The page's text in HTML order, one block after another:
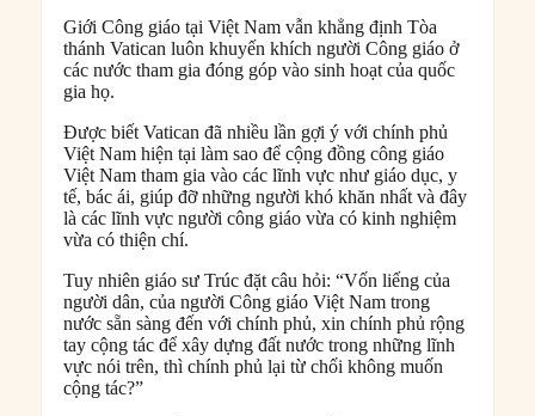
Giới Công giáo tại Việt Nam vẫn khẳng định Tòa
thánh Vatican luôn khuyến khích người Công giáo ở
các nước tham gia đóng góp vào sinh hoạt của quốc
gia họ.
Được biết Vatican đã nhiều lần gợi ý với chính phủ
Việt Nam hiện tại làm sao để cộng đồng công giáo
Việt Nam tham gia vào các lĩnh vực như giáo dục, y
tế, bác ái, giúp đỡ những người khó khăn nhất và đây
là các lĩnh vực người công giáo vừa có kinh nghiệm
vừa có thiện chí.
Tuy nhiên giáo sư Trúc đặt câu hỏi: “Vốn liếng của
người dân, của người Công giáo Việt Nam trong
nước sẵn sàng đến với chính phủ, xin chính phủ rộng
tay cộng tác để xây dựng đất nước trong những lĩnh
vực nói trên, thì chính phủ lại từ chối không muốn
cộng tác?”